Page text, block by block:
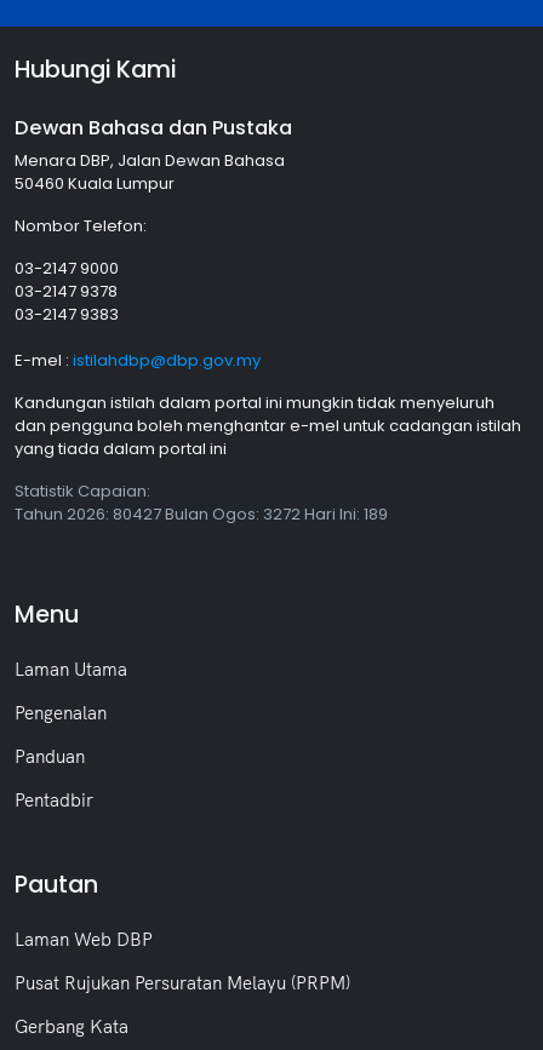
Hubungi Kami
Dewan Bahasa dan Pustaka
Menara DBP, Jalan Dewan Bahasa
50460 Kuala Lumpur
Nombor Telefon:
03-2147 9000
03-2147 9378
03-2147 9383
E-mel : istilahdbp@dbp.gov.my
Kandungan istilah dalam portal ini mungkin tidak menyeluruh
dan pengguna boleh menghantar e-mel untuk cadangan istilah
yang tiada dalam portal ini
Statistik Capaian:
Tahun 2026: 80427 Bulan Ogos: 3272 Hari Ini: 189
Menu
Laman Utama
Pengenalan
Panduan
Pentadbir
Pautan
Laman Web DBP
Pusat Rujukan Persuratan Melayu (PRPM)
Gerbang Kata